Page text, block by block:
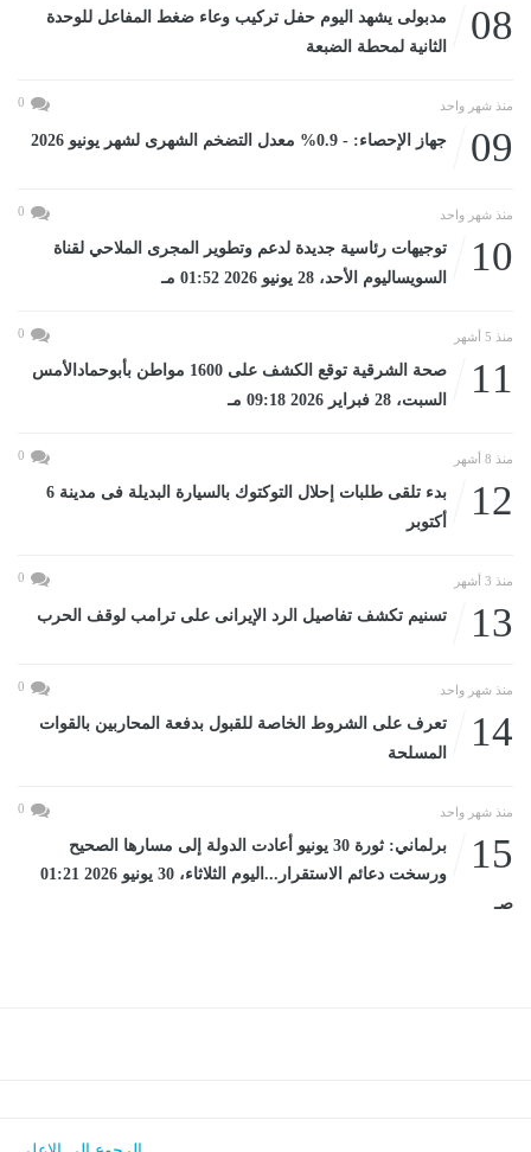
08
مدبولى يشهد اليوم حفل تركيب وعاء ضغط المفاعل للوحدة
الثانية لمحطة الضبعة
منذ شهر واحد 0
09 جهاز الإحصاء: - 0.9% معدل التضخم الشهرى لشهر يونيو 2026
منذ شهر واحد 0
10
توجيهات رئاسية جديدة لدعم وتطوير المجرى الملاحي لقناة
السويساليوم الأحد، 28 يونيو 2026 01:52 مـ
منذ 5 أشهر 0
11
صحة الشرقية توقع الكشف على 1600 مواطن بأبوحمادالأمس
السبت، 28 فبراير 2026 09:18 مـ
منذ 8 أشهر 0
12
بدء تلقى طلبات إحلال التوكتوك بالسيارة البديلة فى مدينة 6
أكتوبر
منذ 3 أشهر 0
13 تسنيم تكشف تفاصيل الرد الإيرانى على ترامب لوقف الحرب
منذ شهر واحد 0
14
تعرف على الشروط الخاصة للقبول بدفعة المحاربين بالقوات
المسلحة
منذ شهر واحد 0
15
برلماني: ثورة 30 يونيو أعادت الدولة إلى مسارها الصحيح
ورسخت دعائم الاستقرار...اليوم الثلاثاء، 30 يونيو 2026 01:21
صـ